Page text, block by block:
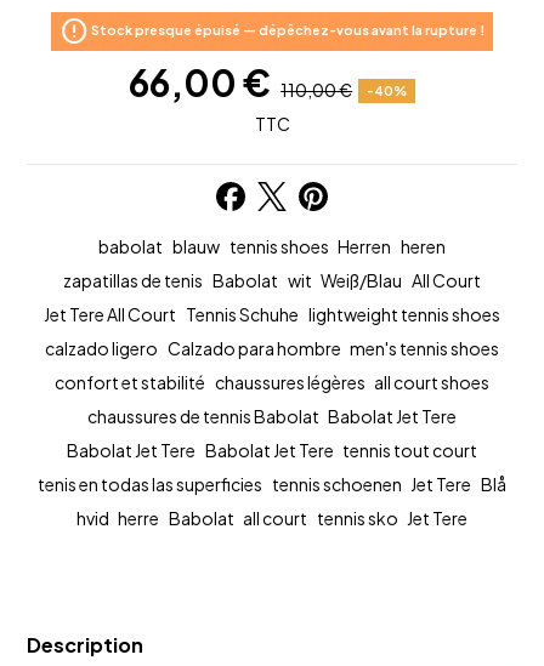
error Stock presque épuisé — dépêchez-vous avant la rupture !
66,00 € 110,00 € -40%
TTC
babolat blauw tennis shoes Herren heren
zapatillas de tenis Babolat wit Weiß/Blau All Court
Jet Tere All Court Tennis Schuhe lightweight tennis shoes
calzado ligero Calzado para hombre men's tennis shoes
confort et stabilité chaussures légères all court shoes
chaussures de tennis Babolat Babolat Jet Tere
Babolat Jet Tere Babolat Jet Tere tennis tout court
tenis en todas las superficies tennis schoenen Jet Tere Blå
hvid herre Babolat all court tennis sko Jet Tere
Description